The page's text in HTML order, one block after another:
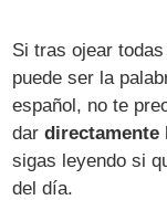
Si tras ojear
puede ser la
español, no te
dardirectamente
sigas leyendo si
del día.